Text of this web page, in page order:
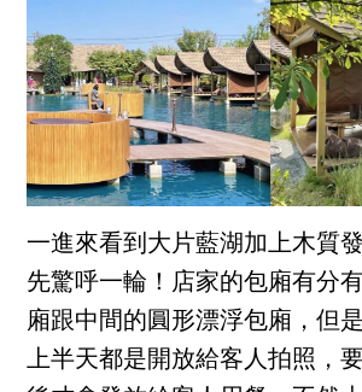
一進來看到大片藍湖加上木質
先驚呼一輪！店家的包廂有分
廂跟中間的圓形漂浮包廂，但
上半天都是開放給客人拍照，